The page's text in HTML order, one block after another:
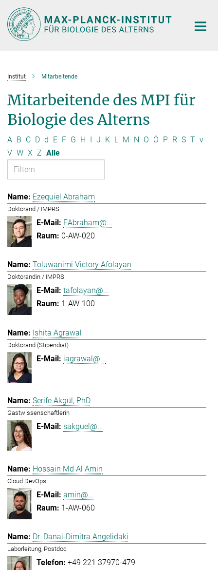
Hauptinhalt
Institut Mitarbeitende
Mitarbeitende des MPI für
Biologie des Alterns
A B C D d E F G H I J K L M N O Ö P R S T v
V W X Z Alle
Ezequiel Abraham
Doktorand / IMPRS
EAbraham@...
0-AW-020
Toluwanimi Victory Afolayan
Doktorandin / IMPRS
tafolayan@...
1-AW-100
Ishita Agrawal
Doktorand (Stipendiat)
iagrawal@...
Serife Akgül, PhD
Gastwissenschaftlerin
sakguel@...
Hossain Md Al Amin
Cloud DevOps
amin@...
1-AW-060
Dr. Danai-Dimitra Angelidaki
Laborleitung, Postdoc
+49 221 37970-479